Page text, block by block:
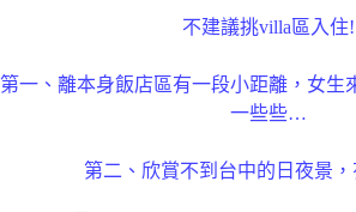
不建議挑villa區入住!
第一、離本身飯店區有一段小距離，女生
一些些…
第二、欣賞不到台中的日夜景